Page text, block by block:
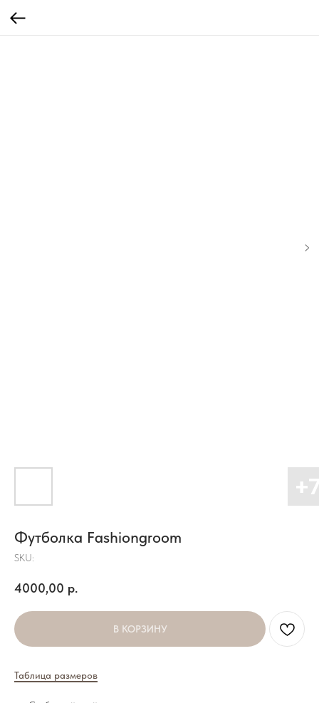
Футболка Fashiongroom
SKU:
4000,00 р.
В КОРЗИНУ
Таблица размеров